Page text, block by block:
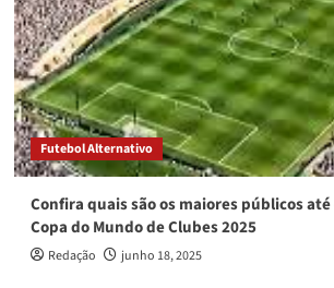
Futebol Alternativo
Confira quais são os maiores públicos
Copa do Mundo de Clubes 2025
Redação junho 18, 2025